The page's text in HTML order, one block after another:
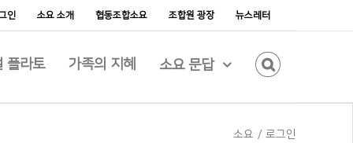
인 소요 소개 협동조합소요 조합원 광장 뉴스레터
플라토 가족의 지혜 소요 문답
소요 / 로그인